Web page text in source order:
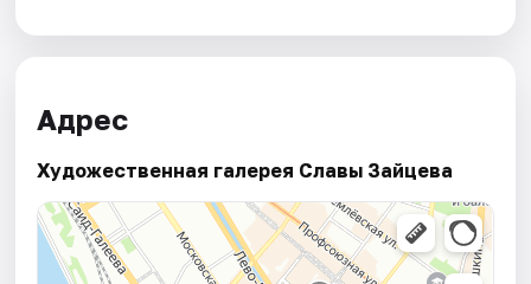
Адрес
Художественная галерея Славы Зайцева